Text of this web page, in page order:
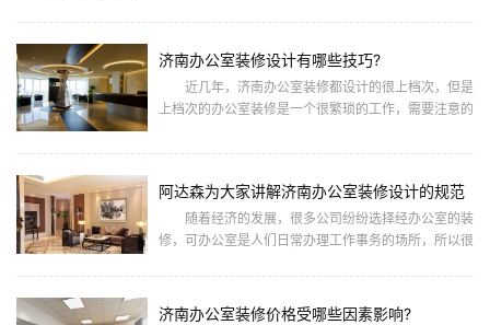
济南办公室装修设计有哪些技巧?
近几年，济南办公室装修都设计的很上档次，但是
上档次的办公室装修是一个很繁琐的工作，需要注意的
的，下面就和济南阿达森
阿达森为大家讲解济南办公室装修设计的规范
随着经济的发展，很多公司纷纷选择经办公室的装
修，可办公室是人们日常办理工作事务的场所，所以很
济南办公室装修价格受哪些因素影响?